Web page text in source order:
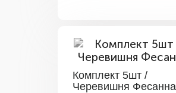
Комплект 5шт /
Черевишня Фесанна